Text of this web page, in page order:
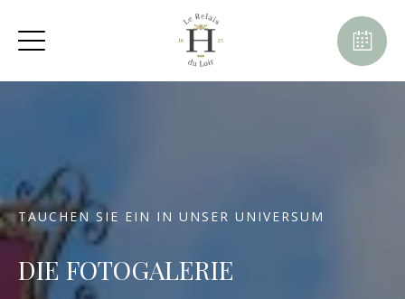
TAUCHEN SIE EIN IN UNSER UNIVERSUM
DIE FOTOGALERIE